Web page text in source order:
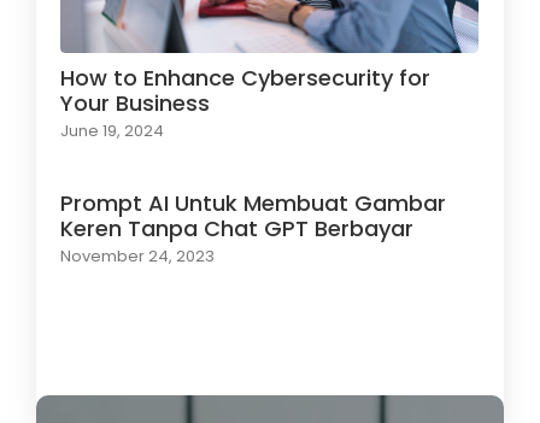
How to Enhance Cybersecurity for
Your Business
June 19, 2024
Prompt AI Untuk Membuat Gambar
Keren Tanpa Chat GPT Berbayar
November 24, 2023